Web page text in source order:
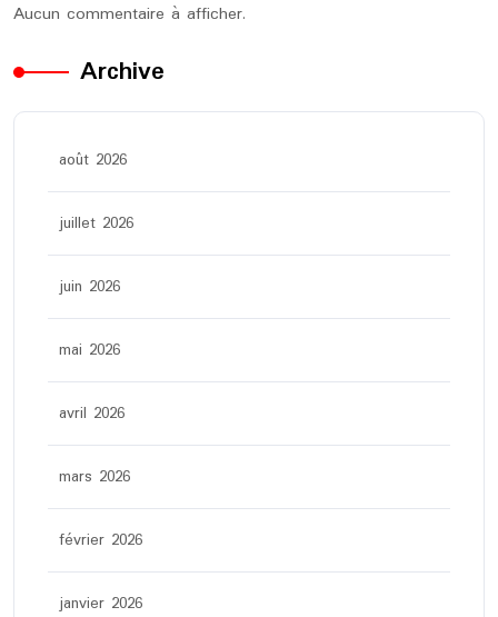
Aucun commentaire à afficher.
Archive
août 2026
juillet 2026
juin 2026
mai 2026
avril 2026
mars 2026
février 2026
janvier 2026